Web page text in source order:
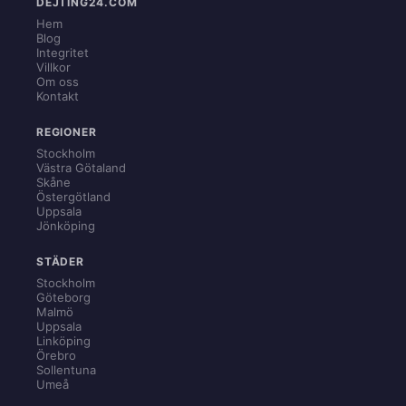
Hem
Blog
Integritet
Villkor
Om oss
Kontakt
REGIONER
Stockholm
Västra Götaland
Skåne
Östergötland
Uppsala
Jönköping
STÄDER
Stockholm
Göteborg
Malmö
Uppsala
Linköping
Örebro
Sollentuna
Umeå